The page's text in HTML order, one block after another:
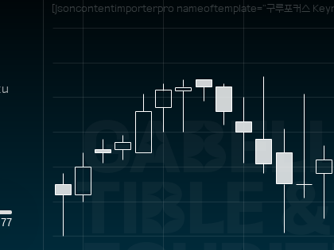
TIBLE
[jsoncontentimporterpro nameoftemplate="구루포커스